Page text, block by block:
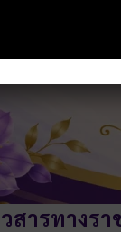
สารทางรา